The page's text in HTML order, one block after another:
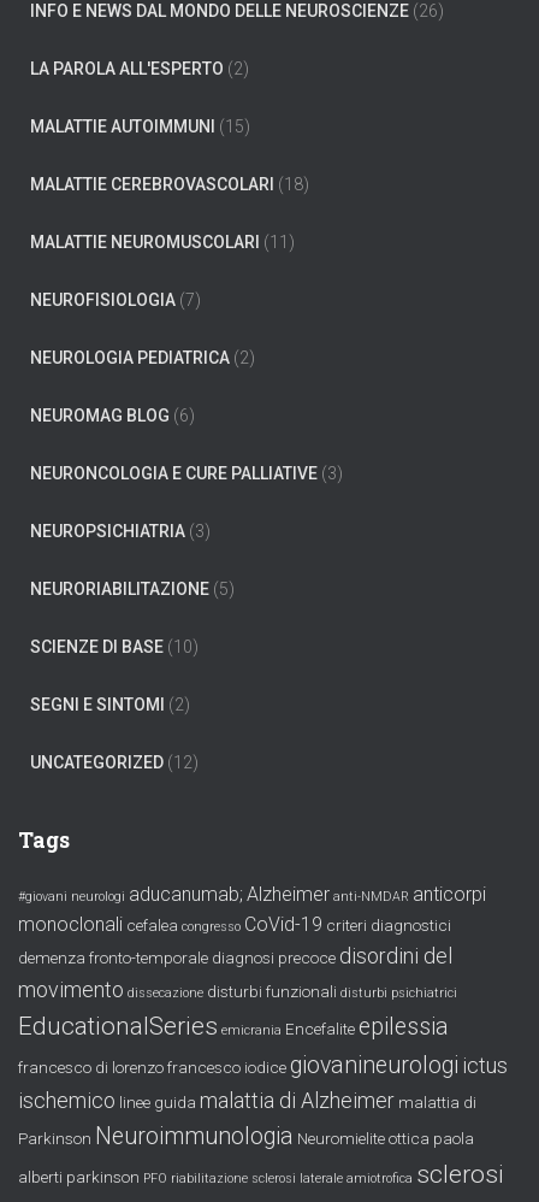
INFO E NEWS DAL MONDO DELLE NEUROSCIENZE (26)
LA PAROLA ALL'ESPERTO (2)
MALATTIE AUTOIMMUNI (15)
MALATTIE CEREBROVASCOLARI (18)
MALATTIE NEUROMUSCOLARI (11)
NEUROFISIOLOGIA (7)
NEUROLOGIA PEDIATRICA (2)
NEUROMAG BLOG (6)
NEURONCOLOGIA E CURE PALLIATIVE (3)
NEUROPSICHIATRIA (3)
NEURORIABILITAZIONE (5)
SCIENZE DI BASE (10)
SEGNI E SINTOMI (2)
UNCATEGORIZED (12)
Tags
#giovani neurologi aducanumab; Alzheimer anti-NMDAR anticorpi
monoclonali cefalea congresso CoVid-19 criteri diagnostici
demenza fronto-temporale diagnosi precoce disordini del
movimento dissecazione disturbi funzionali disturbi psichiatrici
EducationalSeries emicrania Encefaliteepilessia
francesco di lorenzofrancesco iodicegiovanineurologi ictus
ischemico linee guida malattia di Alzheimer malattia di
Parkinson Neuroimmunologia Neuromielite ottica paola
alberti parkinson PFO riabilitazione sclerosi laterale amiotrofica sclerosi